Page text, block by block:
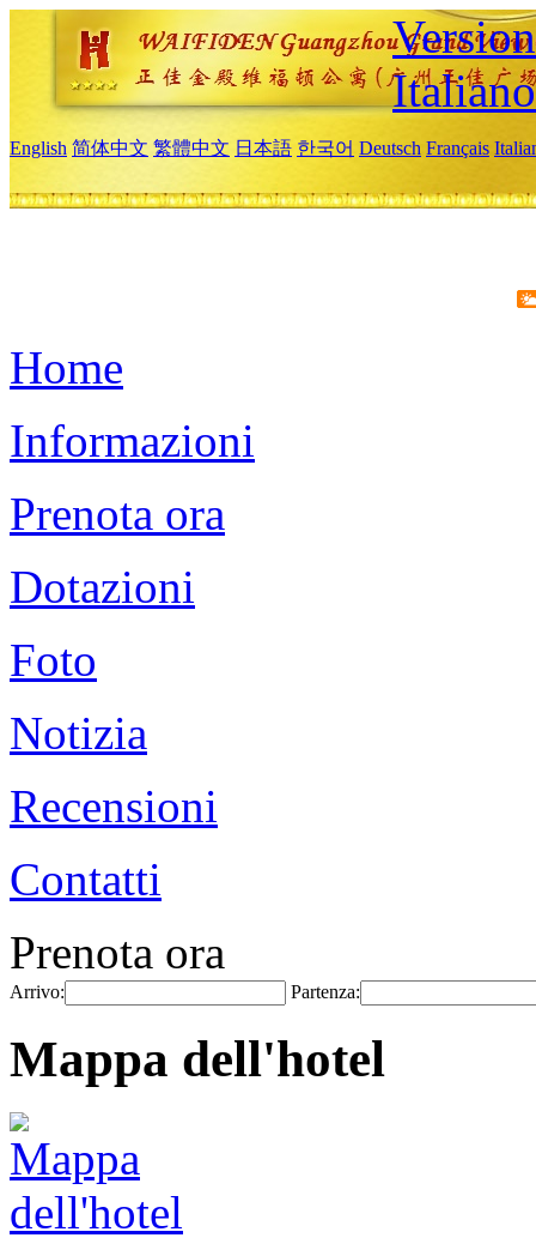
Italiano
English 简体中文 繁體中文 日本語 한국어 Deutsch Français
Home
Informazioni
Prenota ora
Dotazioni
Foto
Notizia
Recensioni
Contatti
Prenota ora
Arrivo: Partenza:
Mappa dell'hotel